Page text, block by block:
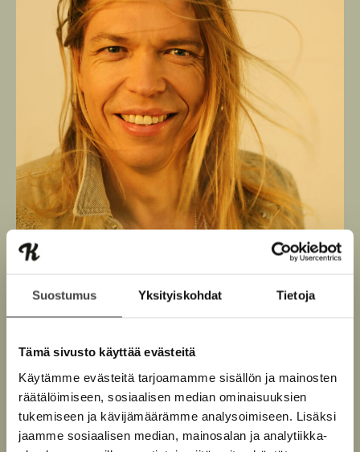
Suostumus Yksityiskohdat Tietoja
Tämä sivusto käyttää evästeitä
Käytämme evästeitä tarjoamamme sisällön ja mainosten
räätälöimiseen, sosiaalisen median ominaisuuksien
tukemiseen ja kävijämäärämme analysoimiseen. Lisäksi
jaamme sosiaalisen median, mainosalan ja analytiikka-
Kuva: Iiris Sjöblad